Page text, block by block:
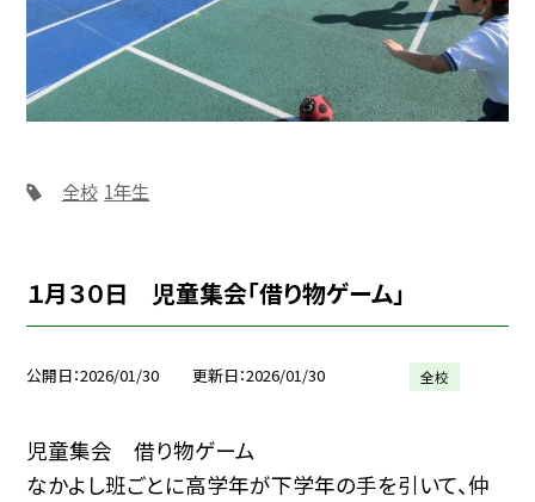
全校 1年生
１月３０日 児童集会「借り物ゲーム」
公開日 2026/01/30 更新日 2026/01/30 全校
児童集会 借り物ゲーム
なかよし班ごとに高学年が下学年の手を引いて、仲